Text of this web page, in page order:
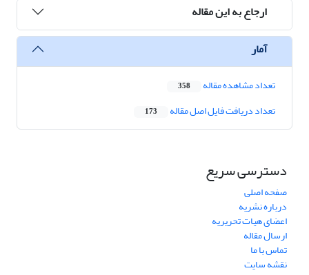
ارجاع به این مقاله
آمار
تعداد مشاهده مقاله 358
تعداد دریافت فایل اصل مقاله 173
دسترسی سریع
صفحه اصلی
درباره نشریه
اعضای هیات تحریریه
ارسال مقاله
تماس با ما
نقشه سایت